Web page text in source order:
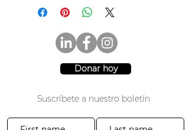
Donar hoy
Suscríbete a nuestro boletín